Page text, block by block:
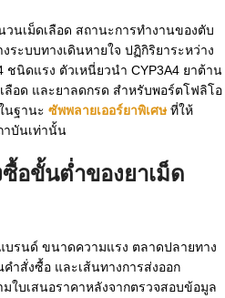
นเม็ดเลือด สถานะการทำงานของตับ
ระบบทางเดินหายใจ ปฏิกิริยาระหว่าง
ชนิดแรง ตัวเหนี่ยวนำ CYP3A4 ยาต้าน
ลือด และยาลดกรด สำหรับพอร์ตโฟลิโอ
นฐานะ ซัพพลายเออร์ยาพิเศษที่ให้
าบันเท่านั้น
อขั้นต่ำของยาเม็ด
บรนด์ ขนาดความแรง ตลาดปลายทาง
ำสั่งซื้อ และเส้นทางการส่งออก
มใบเสนอราคาหลังจากตรวจสอบข้อมูล